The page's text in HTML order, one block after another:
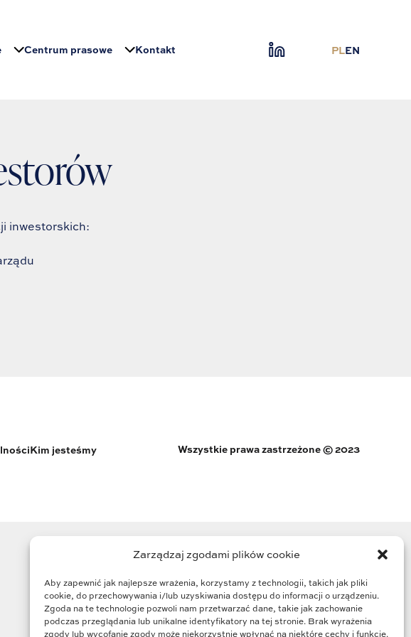
Zarządzaj zgodami plików cookie
Aby zapewnić jak najlepsze wrażenia, korzystamy z technologii, takich jak pliki
cookie, do przechowywania i/lub uzyskiwania dostępu do informacji o urządzeniu.
Zgoda na te technologie pozwoli nam przetwarzać dane, takie jak zachowanie
podczas przeglądania lub unikalne identyfikatory na tej stronie. Brak wyrażenia
zgody lub wycofanie zgody może niekorzystnie wpłynąć na niektóre cechy i funkcje.
Centrum prasowe Kontakt PLEN
inwestorskich:
Kim jesteśmy Wszystkie prawa zastrzeżone © 2023